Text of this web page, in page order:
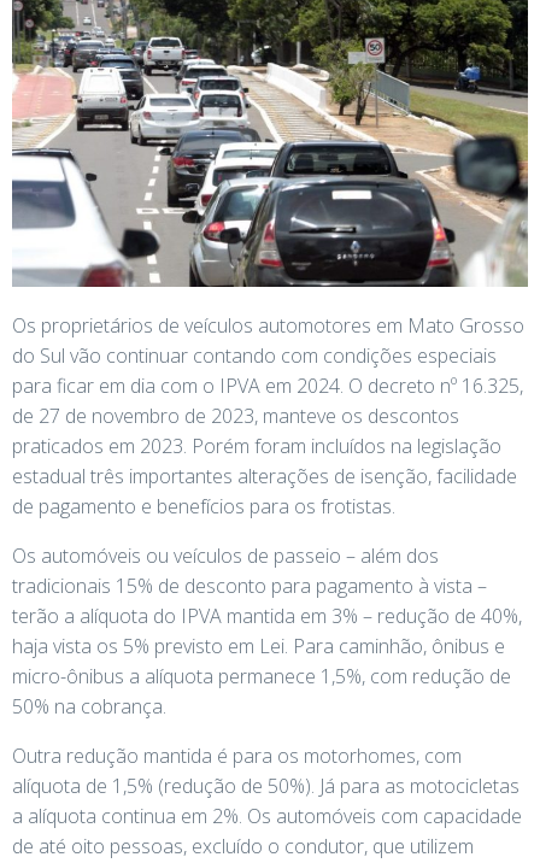
Os proprietários de veículos automotores em Mato Grosso
do Sul vão continuar contando com condições especiais
para ficar em dia com o IPVA em 2024. O decreto nº 16.325,
de 27 de novembro de 2023, manteve os descontos
praticados em 2023. Porém foram incluídos na legislação
estadual três importantes alterações de isenção, facilidade
de pagamento e benefícios para os frotistas.
Os automóveis ou veículos de passeio – além dos
tradicionais 15% de desconto para pagamento à vista –
terão a alíquota do IPVA mantida em 3% – redução de 40%,
haja vista os 5% previsto em Lei. Para caminhão, ônibus e
micro-ônibus a alíquota permanece 1,5%, com redução de
50% na cobrança.
Outra redução mantida é para os motorhomes, com
alíquota de 1,5% (redução de 50%). Já para as motocicletas
a alíquota continua em 2%. Os automóveis com capacidade
de até oito pessoas, excluído o condutor, que utilizem